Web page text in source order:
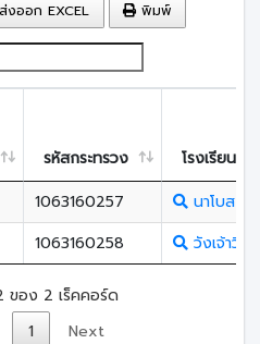
ออก EXCEL พิมพ์
รหัสกระทรวง
โรงเรียน
1063160257
นาโบสถ์
1063160258 วังเจ้าวิท
ของ 2 เร็คคอร์ด
1 Next